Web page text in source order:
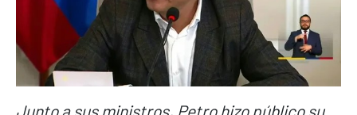
Junto a sus ministros, Petro hizo público su